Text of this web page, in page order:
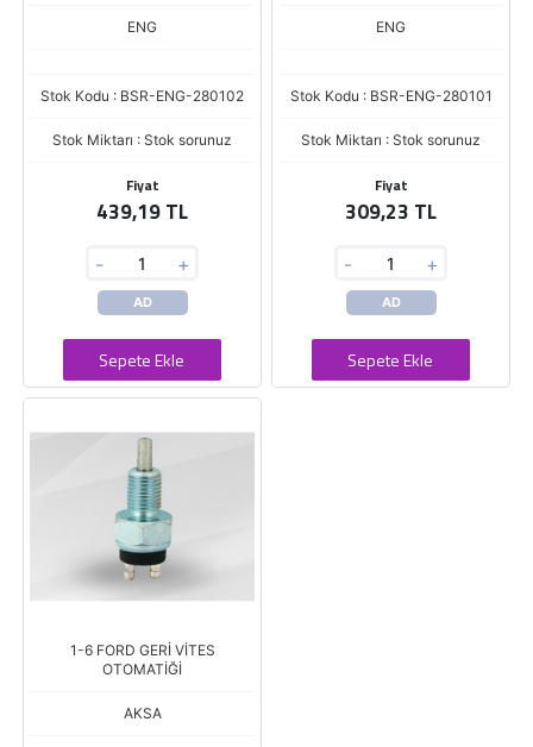
ENG
Stok Kodu : BSR-ENG-280102
Stok Miktarı : Stok sorunuz
Fiyat
439,19 TL
- +
AD
Sepete Ekle
ENG
Stok Kodu : BSR-ENG-280101
Stok Miktarı : Stok sorunuz
Fiyat
309,23 TL
- +
AD
Sepete Ekle
1-6 FORD GERİ VİTES
OTOMATİĞİ
AKSA